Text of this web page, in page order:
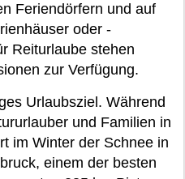
Feriendörfern und auf
oder -
Reiturlaube stehen
zur Verfügung.
Urlaubsziel. Während
und Familien in
im Winter der Schnee in
einem der besten